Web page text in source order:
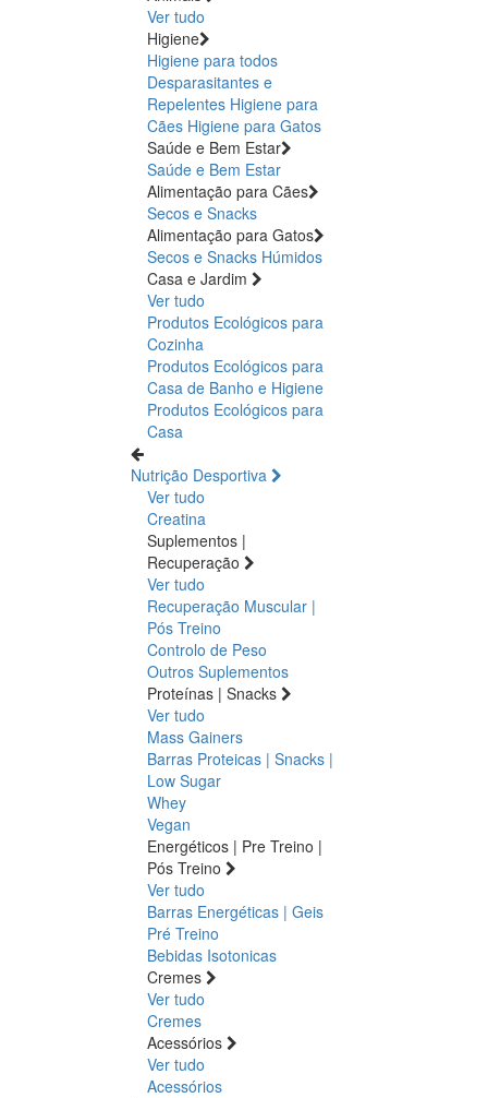
Ver tudo
Higiene
Higiene para todos
Desparasitantes e
Repelentes Higiene para
Cães Higiene para Gatos
Saúde e Bem Estar
Saúde e Bem Estar
Alimentação para Cães
Secos e Snacks
Alimentação para Gatos
Secos e Snacks Húmidos
Casa e Jardim
Ver tudo
Produtos Ecológicos para
Cozinha
Produtos Ecológicos para
Casa de Banho e Higiene
Produtos Ecológicos para
Casa
Nutrição Desportiva
Ver tudo
Creatina
Suplementos |
Recuperação
Ver tudo
Recuperação Muscular |
Pós Treino
Controlo de Peso
Outros Suplementos
Proteínas | Snacks
Ver tudo
Mass Gainers
Barras Proteicas | Snacks |
Low Sugar
Whey
Vegan
Energéticos | Pre Treino |
Pós Treino
Ver tudo
Barras Energéticas | Geis
Pré Treino
Bebidas Isotonicas
Cremes
Ver tudo
Cremes
Acessórios
Ver tudo
Acessórios